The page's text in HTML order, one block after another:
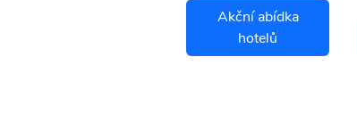
Akční abídka
hotelů